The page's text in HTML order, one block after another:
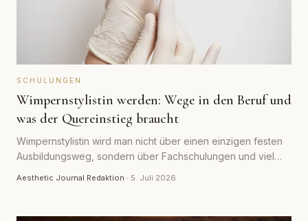
SCHULUNGEN
Wimpernstylistin werden: Wege in den Beruf und
was der Quereinstieg braucht
Wimpernstylistin wird man nicht über einen einzigen festen
Ausbildungsweg, sondern über Fachschulungen und viel
Aesthetic Journal Redaktion · 5. Juli 2026